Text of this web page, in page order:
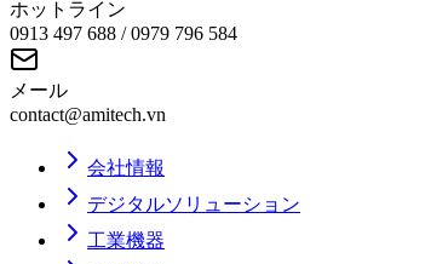
ホットライン
0913 497 688 / 0979 796 584
メール
contact@amitech.vn
会社情報
デジタルソリューション
工業機器